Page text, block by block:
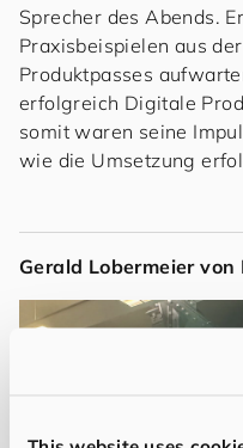
Sprecher des Abends.
Praxisbeispielen aus
Produktpasses
erfolgreich Digitale
somit waren seine
wie die Umsetzung
Gerald Lobermeier